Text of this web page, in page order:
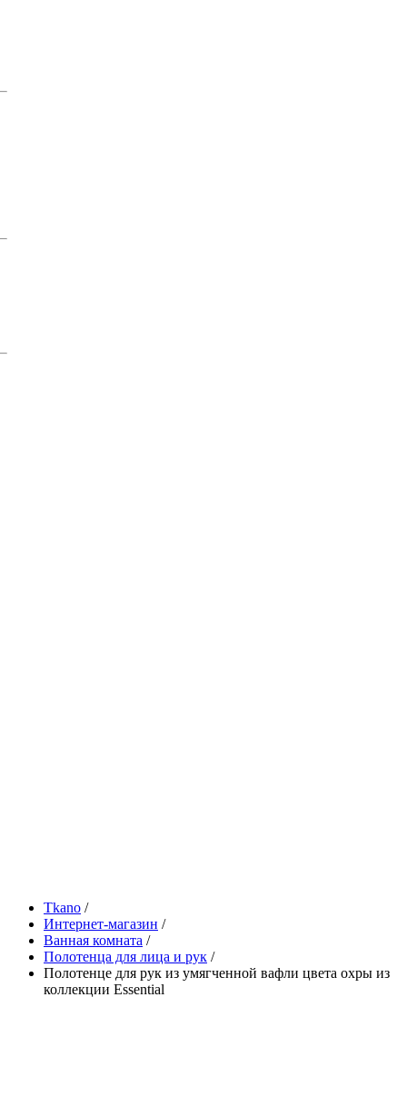
Tkano /
Интернет-магазин /
Ванная комната /
Полотенца для лица и рук /
Полотенце для рук из умягченной вафли цвета охры из
коллекции Essential